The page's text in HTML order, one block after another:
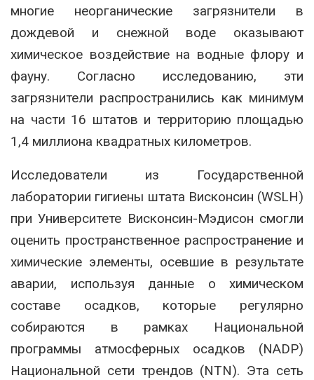
многие неорганические загрязнители в
дождевой и снежной воде оказывают
химическое воздействие на водные флору и
фауну. Согласно исследованию, эти
загрязнители распространились как минимум
на части 16 штатов и территорию площадью
1,4 миллиона квадратных километров.
Исследователи из Государственной
лаборатории гигиены штата Висконсин (WSLH)
при Университете Висконсин-Мэдисон смогли
оценить пространственное распространение и
химические элементы, осевшие в результате
аварии, используя данные о химическом
составе осадков, которые регулярно
собираются в рамках Национальной
программы атмосферных осадков (NADP)
Национальной сети трендов (NTN). Эта сеть